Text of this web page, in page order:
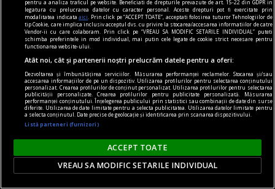
De ce 2 și nu 1
Ajunși în acest ultim punct, tot ceea ce putem,
așadar, conștientiza e că nu sîntem niciodată 1,
ci 2, că nu sîntem niciodată singuri
pentru a analiza traficul pe website. Beneficiati de drepturile prevazute de art. 15-22 din GDPR in
legatura cu prelucrarea datelor cu caracter personal. Aceste drepturi pot fi exercitate prin
modalitatea indicataaici
. Prin click pe “ACCEPT TOATE”, acceptati folosirea tuturor Tehnologiilor de
tip Cookie, care implica inclusiv acceptul dvs. cu privire la stocarea/accesarea informatiilor de catre
Vendor-ii cu care colaboram. Prin click pe “VREAU SA MODIFIC SETARILE INDIVIDUAL” puteti
schimba preferintele in mod individual, mai putin cele legate de cookie strict necesare pentru
functionarea website-ului.
Atât noi, cât și partenerii noștri prelucrăm datele pentru a oferi:
Dezvoltarea și îmbunătățirea serviciilor. Măsurarea performanței reclamelor. Stocarea și/sau
accesarea informațiilor de pe un dispozitiv. Utilizarea profilurilor pentru selectarea conținutului
personalizat. Crearea profilurilor de conținut personalizat. Utilizarea profilurilor pentru selectarea
publicității personalizate. Crearea profilurilor pentru publicitate personalizată. Măsurarea
performanței conținutului. Înțelegerea publicului prin statistici sau combinații de date din surse
diferite. Utilizarea de date limitate pentru a selecta publicitatea. Utilizarea datelor limitate pentru
a selecta conținutul. Date precise de geolocație și identificarea prin scanarea dispozitivului.
Listă parteneri (furnizori)
ACCEPT TOATE
VREAU SA MODIFIC SETARILE INDIVIDUAL